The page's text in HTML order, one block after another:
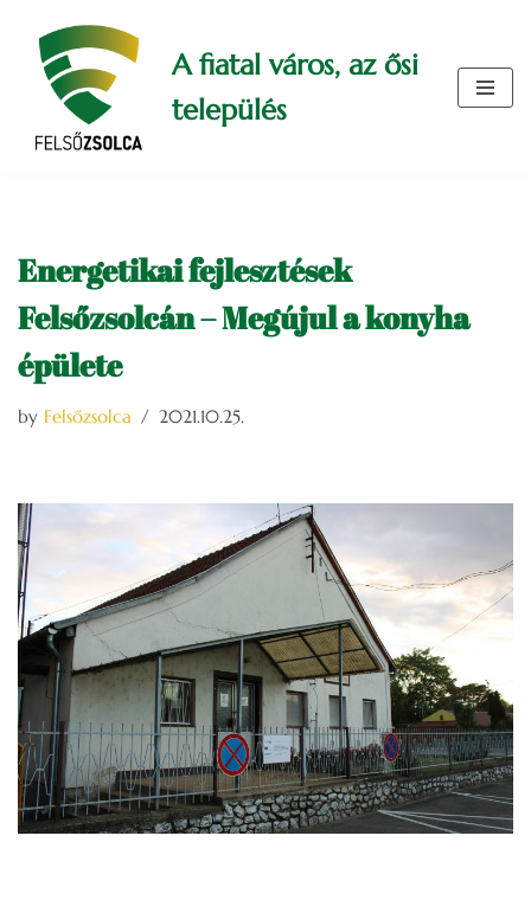
Skip
content
A fiatal város, az ősi
település
Energetikai fejlesztések
Felsőzsolcán – Megújul a konyha
épülete
by Felsőzsolca 2021.10.25.